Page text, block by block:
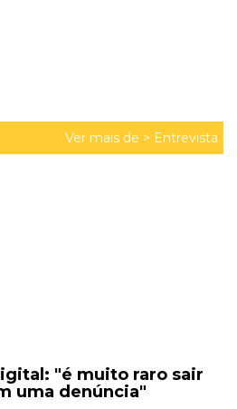
Ver mais de > Entrevista
"é muito raro sair
uma denúncia"